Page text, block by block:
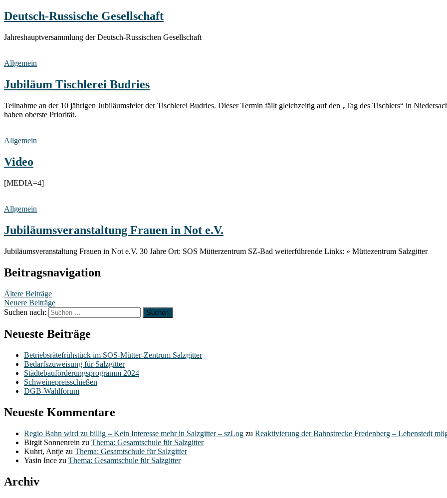
Deutsch-Russische Gesellschaft
Jahreshauptversammlung der Deutsch-Russischen Gesellschaft
Allgemein
Jubiläum Tischlerei Budries
Teilnahme an der 10 jährigen Jubiläumsfeier der Tischlerei Budries. Dieser Termin fällt gleichzeitig auf den „Tag des Tischlers“ in
haben oberste Priorität.
Allgemein
Video
[MEDIA=4]
Allgemein
Jubiläumsveranstaltung Frauen in Not e.V.
Jubiläumsveranstaltung Frauen in Not e.V. 30 Jahre Ort: SOS Mütterzentrum SZ-Bad weiterführende Links: » Müttezentrum Salzgitter
Beitragsnavigation
Ältere Beiträge
Neuere Beiträge
Suchen nach:
Neueste Beiträge
Betriebsrätefrühstück im SOS-Mütter-Zentrum Salzgitter
Bedarfszuweisung für Salzgitter
Städtebauförderungsprogramm 2024
Schweinepreisschießen
DGB-Wahlforum
Neueste Kommentare
Regio Bahn wird zu billig – Kein Interesse mehr in Salzgitter – szLog zu Reaktivierung der Bahnstrecke Fredenberg – Lebenstedt
Birgit Sonnenrein zu Thema: Gesamtschule für Salzgitter
Kuhrt, Antje zu Thema: Gesamtschule für Salzgitter
Yasin Ince zu Thema: Gesamtschule für Salzgitter
Archiv